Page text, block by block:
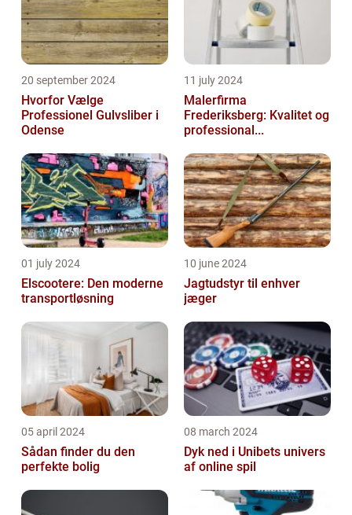
20 september 2024
Hvorfor Vælge
Professionel Gulvsliber i
Odense
11 july 2024
Malerfirma
Frederiksberg: Kvalitet og
professional...
01 july 2024
Elscootere: Den moderne
transportløsning
10 june 2024
Jagtudstyr til enhver
jæger
05 april 2024
Sådan finder du den
perfekte bolig
08 march 2024
Dyk ned i Unibets univers
af online spil